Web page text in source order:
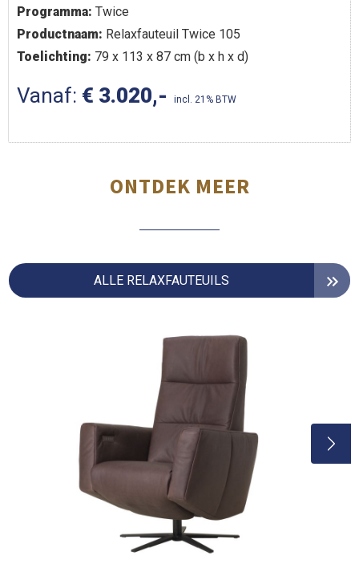
Programma: Twice
Productnaam: Relaxfauteuil Twice 105
Toelichting: 79 x 113 x 87 cm (b x h x d)
Vanaf: € 3.020,- incl. 21% BTW
ONTDEK MEER
ALLE RELAXFAUTEUILS